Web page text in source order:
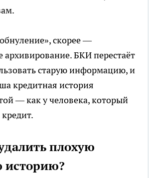
скорее —
архивирование. БКИ перестаёт
старую информацию, и
кредитная история
— как у человека, который
плохую
историю?